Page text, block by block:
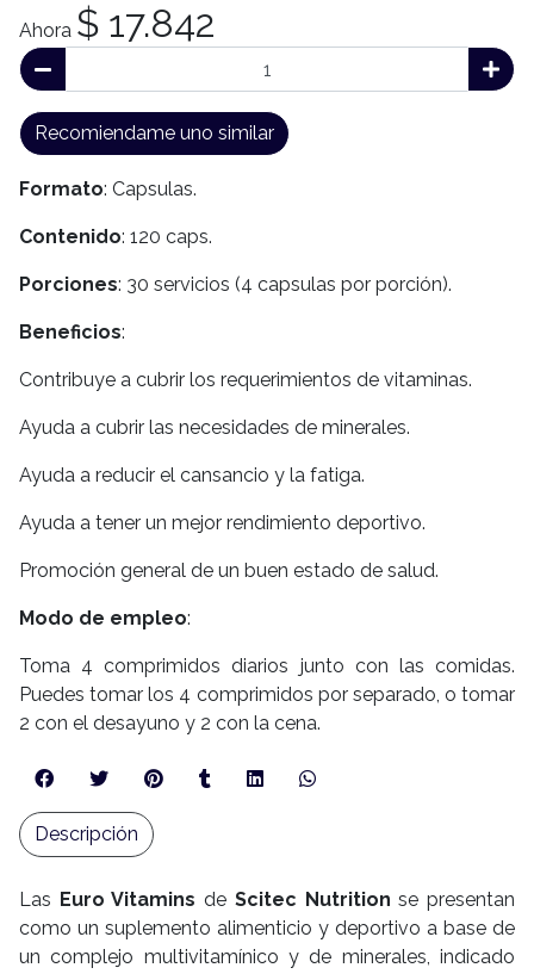
Ahora $ 17.842
Recomiendame uno similar
Formato: Capsulas.
Contenido: 120 caps.
Porciones: 30 servicios (4 capsulas por porción).
Beneficios:
Contribuye a cubrir los requerimientos de vitaminas.
Ayuda a cubrir las necesidades de minerales.
Ayuda a reducir el cansancio y la fatiga.
Ayuda a tener un mejor rendimiento deportivo.
Promoción general de un buen estado de salud.
Modo de empleo:
Toma 4 comprimidos diarios junto con las comidas.
Puedes tomar los 4 comprimidos por separado, o tomar
2 con el desayuno y 2 con la cena.
Las Euro Vitamins de Scitec Nutrition se presentan
como un suplemento alimenticio y deportivo a base de
un complejo multivitamínico y de minerales, indicado
Descripción